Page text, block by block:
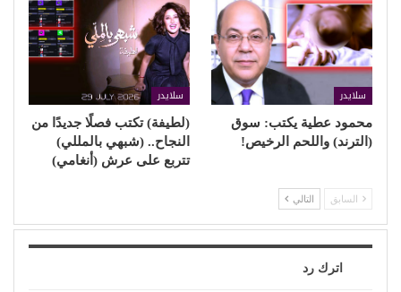
سلايدر
محمود عطية يكتب: سوق
(الترند) واللحم الرخيص!
سلايدر
(لطيفة) تكتب فصلًا جديدًا من
النجاح.. (شبهي بالمللي)
تتربع على عرش (أنغامي)
السابق التالي
اترك رد